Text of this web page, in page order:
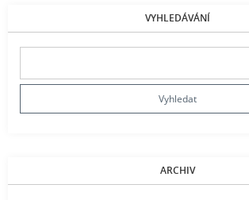
VYHLEDÁVÁNÍ
ARCHIV